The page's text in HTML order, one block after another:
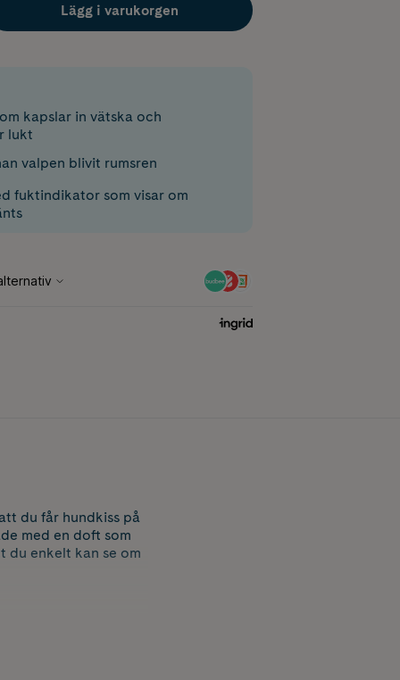
Lägg i varukorgen
kapslar in vätska och
lukt
valpen blivit rumsren
fuktindikator som visar om
du får hundkiss på
med en doft som
du enkelt kan se om